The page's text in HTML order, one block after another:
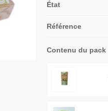
État
Référence
Contenu du pack